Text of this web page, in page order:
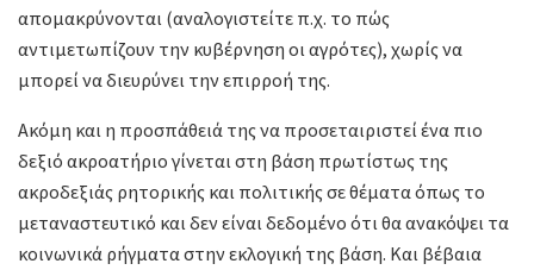
απομακρύνονται (αναλογιστείτε π.χ. το πώς
αντιμετωπίζουν την κυβέρνηση οι αγρότες), χωρίς να
μπορεί να διευρύνει την επιρροή της.
Ακόμη και η προσπάθειά της να προσεταιριστεί ένα πιο
δεξιό ακροατήριο γίνεται στη βάση πρωτίστως της
ακροδεξιάς ρητορικής και πολιτικής σε θέματα όπως το
μεταναστευτικό και δεν είναι δεδομένο ότι θα ανακόψει τα
κοινωνικά ρήγματα στην εκλογική της βάση. Και βέβαια